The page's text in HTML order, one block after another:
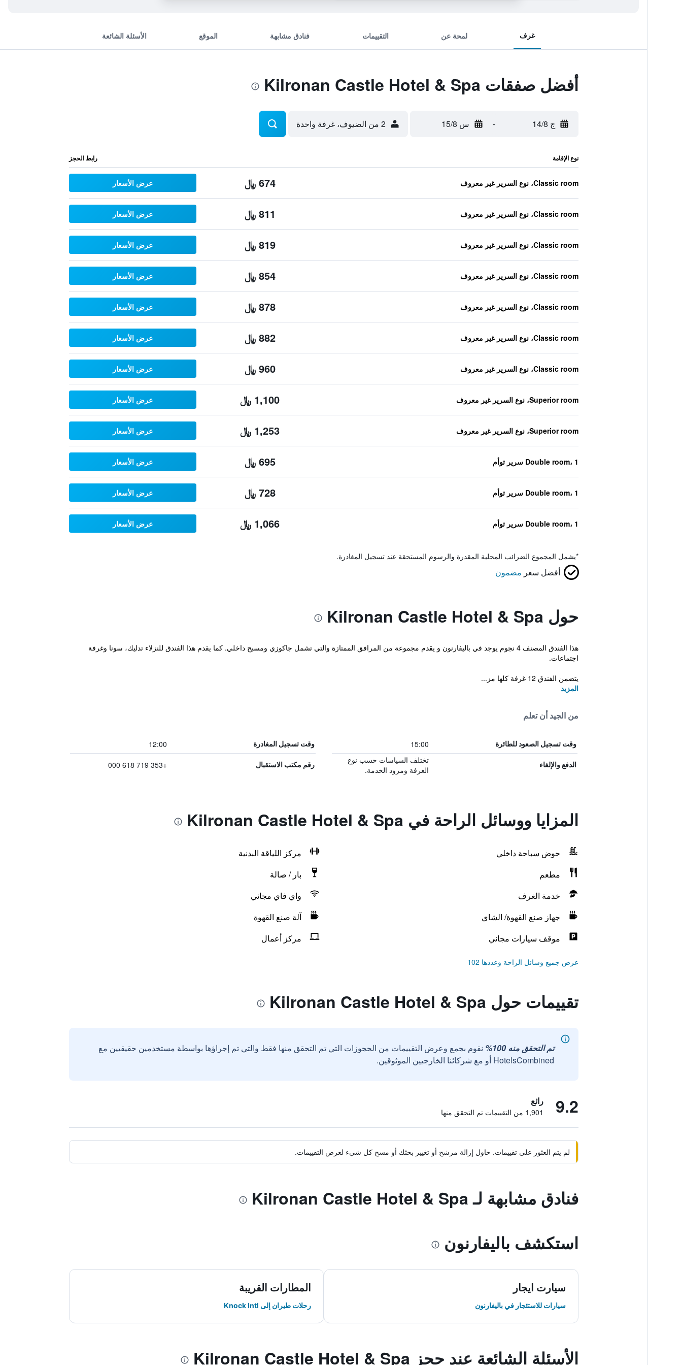
غرف لمحة عن التقييمات فنادق مشابهة الموقع الأسئلة الشائعة
أفضل صفقات Kilronan Castle Hotel & Spa
ج 14/8 - س 15/8 2 من الضيوف، غرفة واحدة
نوع الإقامة رابط الحجز
Classic room، نوع السرير غير معروف 674 ﷼ عرض الأسعار
Classic room، نوع السرير غير معروف 811 ﷼ عرض الأسعار
Classic room، نوع السرير غير معروف 819 ﷼ عرض الأسعار
Classic room، نوع السرير غير معروف 854 ﷼ عرض الأسعار
Classic room، نوع السرير غير معروف 878 ﷼ عرض الأسعار
Classic room، نوع السرير غير معروف 882 ﷼ عرض الأسعار
Classic room، نوع السرير غير معروف 960 ﷼ عرض الأسعار
Superior room، نوع السرير غير معروف 1,100 ﷼ عرض الأسعار
Superior room، نوع السرير غير معروف 1,253 ﷼ عرض الأسعار
Double room، 1 سرير توأم 695 ﷼ عرض الأسعار
Double room، 1 سرير توأم 728 ﷼ عرض الأسعار
Double room، 1 سرير توأم 1,066 ﷼ عرض الأسعار
*يشمل المجموع الضرائب المحلية المقدرة والرسوم المستحقة عند تسجيل المغادرة.
أفضل سعر مضمون
حول Kilronan Castle Hotel & Spa
هذا الفندق المصنف 4 نجوم يوجد في باليفارنون و يقدم مجموعة من المرافق الممتازة والتي تشمل جاكوزي ومسبح داخلي. كما يقدم هذا الفندق للنزلاء تدليك، سونا وغرفة
اجتماعات.
يتضمن الفندق 12 غرفة كلها مز...
المزيد
من الجيد أن تعلم
وقت تسجيل الصعود للطائرة 15:00 وقت تسجيل المغادرة 12:00
الدفع والإلغاء
تختلف السياسات حسب نوع
الغرفة ومزود الخدمة.
رقم مكتب الاستقبال +353 719 618 000
المزايا ووسائل الراحة في Kilronan Castle Hotel & Spa
حوض سباحة داخلي
مركز اللياقة البدنية
مطعم
بار / صالة
خدمة الغرف
واي فاي مجاني
جهاز صنع القهوة/ الشاي
آلة صنع القهوة
موقف سيارات مجاني
مركز أعمال
عرض جميع وسائل الراحة وعددها 102
تقييمات حول Kilronan Castle Hotel & Spa
تم التحقق منه 100%
نقوم بجمع وعرض التقييمات من الحجوزات التي تم التحقق منها فقط والتي تم إجراؤها بواسطة مستخدمين حقيقيين مع
HotelsCombined أو مع شركائنا الخارجيين الموثوقين.
9.2 رائع
1,901 من التقييمات تم التحقق منها
لم يتم العثور على تقييمات. حاول إزالة مرشح أو تغيير بحثك أو مسح كل شيء لعرض التقييمات.
فنادق مشابهة لـ Kilronan Castle Hotel & Spa
استكشف باليفارنون
سيارت ايجار
سيارات للاستئجار في باليفارنون
المطارات القريبة
رحلات طيران إلى Knock Intl
الأسئلة الشائعة عند حجز Kilronan Castle Hotel & Spa